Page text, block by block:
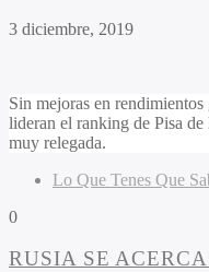
3 diciembre, 2019
Sin mejoras en
lideran el ranking de Pisa
muy relegada.
Lo Que Tenes Que
0
RUSIA SE